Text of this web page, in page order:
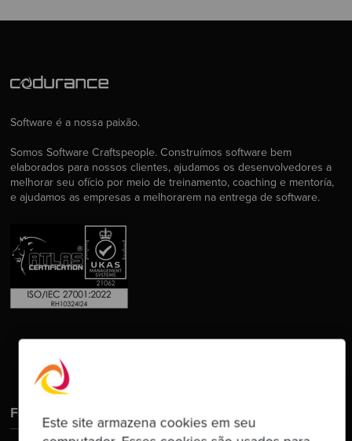
Este site armazena cookies em seu
Software é a nossa paixão.
Somos Software Craftspeople. Construímos software bem
elaborados para nossos clientes, ajudamos os desenvolvedores a
melhorar seu ofício por meio de treinamento, coaching e mentoría,
e ajudamos as empresas a melhorarem na entrega de software.
Fale Conosco